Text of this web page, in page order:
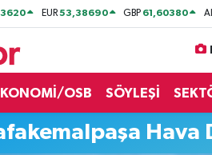
EUR53,38690 GBP 61,60380
OSB SÖYLEŞİ
Hava